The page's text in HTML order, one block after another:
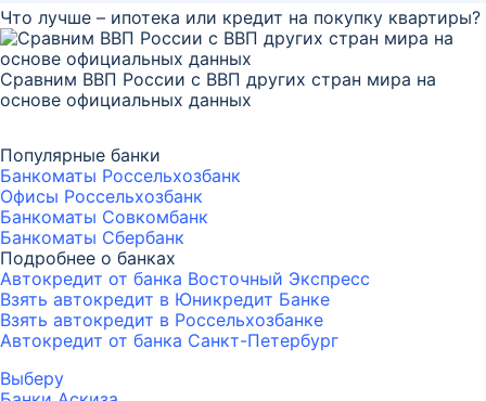
Что лучше – ипотека или кредит на покупку квартиры?
Сравним ВВП России с ВВП других стран мира на
основе официальных данных
Популярные банки
Банкоматы Россельхозбанк
Офисы Россельхозбанк
Банкоматы Совкомбанк
Банкоматы Сбербанк
Подробнее о банках
Автокредит от банка Восточный Экспресс
Взять автокредит в Юникредит Банке
Взять автокредит в Россельхозбанке
Автокредит от банка Санкт-Петербург
Выберу